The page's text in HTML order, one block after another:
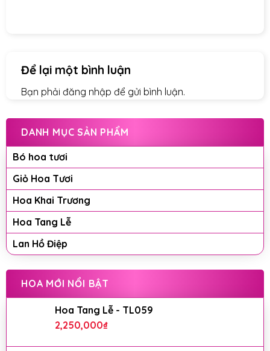
Để lại một bình luận
Bạn phải đăng nhập để gửi bình luận.
DANH MỤC SẢN PHẨM
Bó hoa tươi
Giỏ Hoa Tươi
Hoa Khai Trương
Hoa Tang Lễ
Lan Hồ Điệp
HOA MỚI NỔI BẬT
Hoa Tang Lễ - TL059
2,250,000₫